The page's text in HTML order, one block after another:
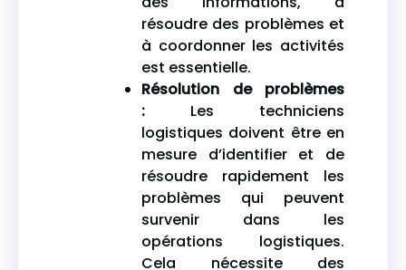
résoudre des problèmes et
à coordonner les activités
est essentielle.
Résolution de problèmes
: Les techniciens
logistiques doivent être en
mesure d’identifier et de
résoudre rapidement les
problèmes qui peuvent
survenir dans les
opérations logistiques.
Cela nécessite des